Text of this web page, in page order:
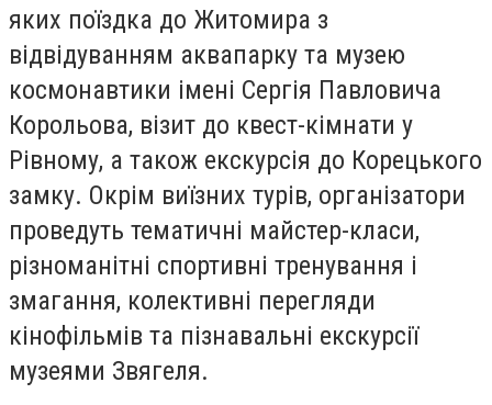
яких поїздка до Житомира з
відвідуванням аквапарку та музею
космонавтики імені Сергія Павловича
Корольова, візит до квест-кімнати у
Рівному, а також екскурсія до Корецького
замку. Окрім виїзних турів, організатори
проведуть тематичні майстер-класи,
різноманітні спортивні тренування і
змагання, колективні перегляди
кінофільмів та пізнавальні екскурсії
музеями Звягеля.